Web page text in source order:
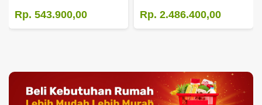
Rp. 543.900,00 Rp. 2.486.400,00